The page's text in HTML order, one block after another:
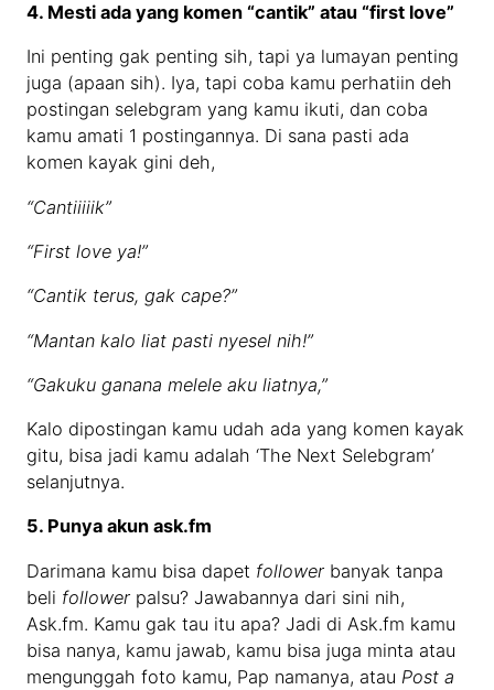
4. Mesti ada yang komen “cantik” atau “first love”
Ini penting gak penting sih, tapi ya lumayan penting
juga (apaan sih). Iya, tapi coba kamu perhatiin deh
postingan selebgram yang kamu ikuti, dan coba
kamu amati 1 postingannya. Di sana pasti ada
komen kayak gini deh,
“Cantiiiiik”
“First love ya!”
“Cantik terus, gak cape?”
“Mantan kalo liat pasti nyesel nih!”
“Gakuku ganana melele aku liatnya,”
Kalo dipostingan kamu udah ada yang komen kayak
gitu, bisa jadi kamu adalah ‘The Next Selebgram’
selanjutnya.
5. Punya akun ask.fm
Darimana kamu bisa dapet follower banyak tanpa
beli follower palsu? Jawabannya dari sini nih,
Ask.fm. Kamu gak tau itu apa? Jadi di Ask.fm kamu
bisa nanya, kamu jawab, kamu bisa juga minta atau
mengunggah foto kamu, Pap namanya, atau Post a